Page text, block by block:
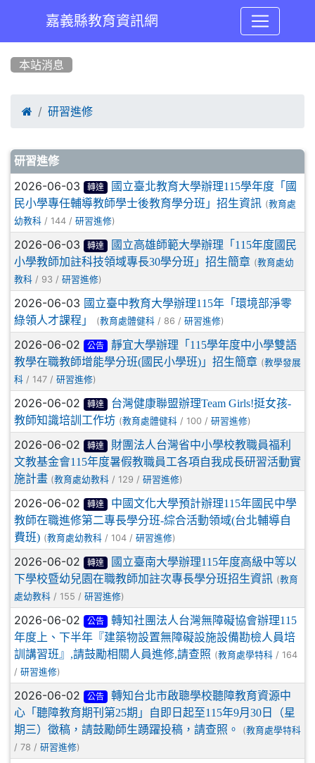
嘉義縣教育資訊網
本站消息
 研習進修
文章列表
研習進修
2026-06-03 轉達
國立臺北教育大學辦理115學年度「國
民小學專任輔導教師學士後教育學分班」招生資訊 (教育處
幼教科 / 144 / 研習進修)
2026-06-03 轉達
國立高雄師範大學辦理「115年度國民
小學教師加註科技領域專長30學分班」招生簡章 (教育處幼
教科 / 93 / 研習進修)
2026-06-03 國立臺中教育大學辦理115年「環境部淨零
綠領人才課程」
(教育處體健科 / 86 / 研習進修)
2026-06-02 公告
靜宜大學辦理「115學年度中小學雙語
教學在職教師增能學分班(國民小學班)」招生簡章 (教學發展
科 / 147 / 研習進修)
2026-06-02 轉達
台灣健康聯盟辦理Team Girls!挺女孩-
教師知識培訓工作坊 (教育處體健科 / 100 / 研習進修)
2026-06-02 轉達
財團法人台灣省中小學校教職員福利
文教基金會115年度暑假教職員工各項自我成長研習活動實
施計畫 (教育處幼教科 / 129 / 研習進修)
2026-06-02 轉達
中國文化大學預計辦理115年國民中學
教師在職進修第二專長學分班-綜合活動領域(台北輔導自
費班) (教育處幼教科 / 104 / 研習進修)
2026-06-02 轉達
國立臺南大學辦理115年度高級中等以
下學校暨幼兒園在職教師加註次專長學分班招生資訊 (教育
處幼教科 / 155 / 研習進修)
2026-06-02 公告
轉知社團法人台灣無障礙協會辦理115
年度上、下半年『建築物設置無障礙設施設備勘檢人員培
訓講習班』,請鼓勵相關人員進修,請查照 (教育處學特科 / 164
/ 研習進修)
2026-06-02 公告
轉知台北市啟聰學校聽障教育資源中
心「聽障教育期刊第25期」自即日起至115年9月30日（星
期三）徵稿，請鼓勵師生踴躍投稿，請查照。
(教育處學特科
/ 78 / 研習進修)